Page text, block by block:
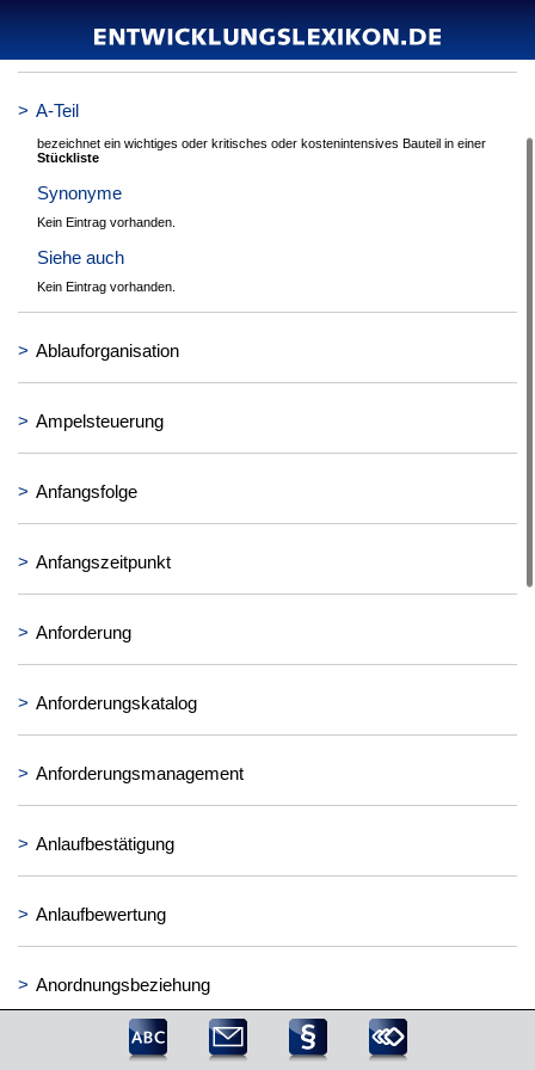
A-Projekt
> A-Teil
bezeichnet ein wichtiges oder kritisches oder kostenintensives Bauteil in einer
Stückliste
Synonyme
Kein Eintrag vorhanden.
Siehe auch
Kein Eintrag vorhanden.
> Ablauforganisation
> Ampelsteuerung
> Anfangsfolge
> Anfangszeitpunkt
> Anforderung
> Anforderungskatalog
> Anforderungsmanagement
> Anlaufbestätigung
> Anlaufbewertung
> Anordnungsbeziehung